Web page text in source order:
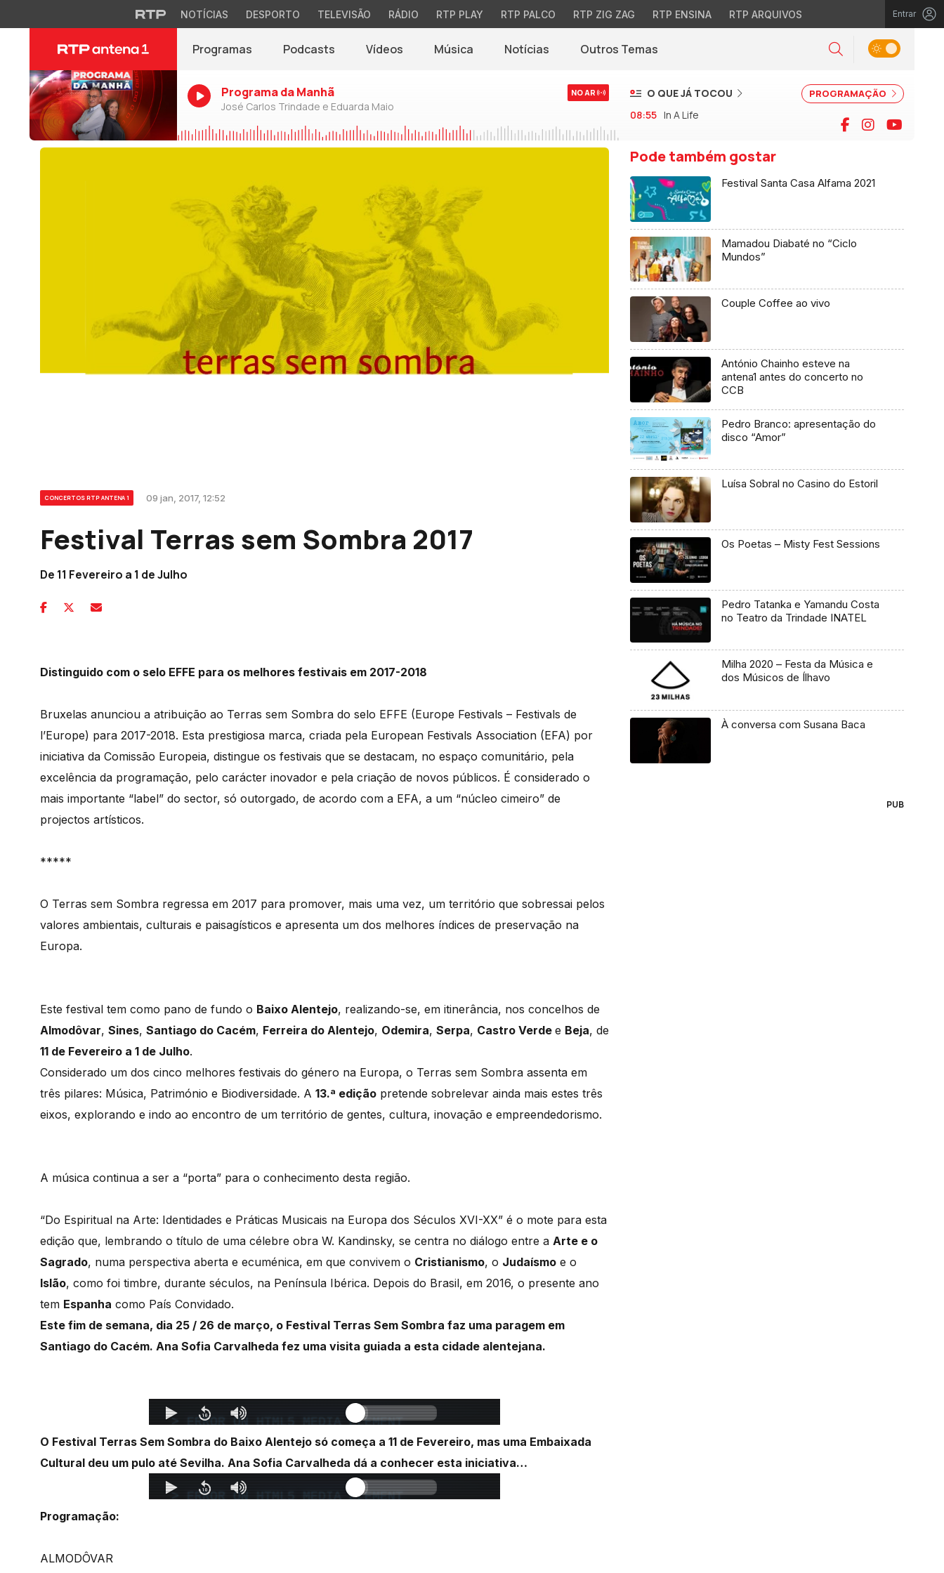
NOTÍCIAS DESPORTO TELEVISÃO RÁDIO RTP PLAY RTP PALCO RTP ZIG ZAG RTP ENSINA RTP ARQUIVOS Entrar
Programas Podcasts Vídeos Música Notícias(abre em nova janela)
Outros Temas Pesquisar
Alternar tema
Programa da Manhã
José Carlos Trindade e Eduarda Maio
NO AR PROGRAMAÇÃO
O QUE JÁ TOCOU
08:55 In A Life Facebook
Instagram
CONCERTOS RTP ANTENA 1 09 jan, 2017, 12:52
Festival Terras sem Sombra 2017
De 11 Fevereiro a 1 de Julho
Distinguido com o selo EFFE para os melhores festivais em 2017-2018
Bruxelas anunciou a atribuição ao Terras sem Sombra do selo EFFE (Europe Festivals – Festivals de
l’Europe) para 2017-2018. Esta prestigiosa marca, criada pela European Festivals Association (EFA) por
iniciativa da Comissão Europeia, distingue os festivais que se destacam, no espaço comunitário, pela
excelência da programação, pelo carácter inovador e pela criação de novos públicos. É considerado o
mais importante “label” do sector, só outorgado, de acordo com a EFA, a um “núcleo cimeiro” de
projectos artísticos.
*****
O Terras sem Sombra regressa em 2017 para promover, mais uma vez, um território que sobressai pelos
valores ambientais, culturais e paisagísticos e apresenta um dos melhores índices de preservação na
Europa.
Este festival tem como pano de fundo o Baixo Alentejo, realizando-se, em itinerância, nos concelhos de
Almodôvar, Sines, Santiago do Cacém, Ferreira do Alentejo, Odemira, Serpa, Castro Verde e Beja, de
11 de Fevereiro a 1 de Julho.
Considerado um dos cinco melhores festivais do género na Europa, o Terras sem Sombra assenta em
três pilares: Música, Património e Biodiversidade. A 13.ª edição pretende sobrelevar ainda mais estes três
eixos, explorando e indo ao encontro de um território de gentes, cultura, inovação e empreendedorismo.
A música continua a ser a “porta” para o conhecimento desta região.
“Do Espiritual na Arte: Identidades e Práticas Musicais na Europa dos Séculos XVI-XX” é o mote para esta
edição que, lembrando o título de uma célebre obra W. Kandinsky, se centra no diálogo entre a Arte e o
Sagrado, numa perspectiva aberta e ecuménica, em que convivem o Cristianismo, o Judaísmo e o
Islão, como foi timbre, durante séculos, na Península Ibérica. Depois do Brasil, em 2016, o presente ano
tem Espanha como País Convidado.
Este fim de semana, dia 25 / 26 de março, o Festival Terras Sem Sombra faz uma paragem em
Santiago do Cacém. Ana Sofia Carvalheda fez uma visita guiada a esta cidade alentejana.
O Festival Terras Sem Sombra do Baixo Alentejo só começa a 11 de Fevereiro, mas uma Embaixada
Cultural deu um pulo até Sevilha. Ana Sofia Carvalheda dá a conhecer esta iniciativa…
Programação:
ALMODÔVAR
Pode também gostar
Festival Santa Casa Alfama 2021
Mamadou Diabaté no “Ciclo
Mundos”
Couple Coffee ao vivo
António Chainho esteve na
antena1 antes do concerto no
CCB
Pedro Branco: apresentação do
disco “Amor”
Luísa Sobral no Casino do Estoril
Os Poetas – Misty Fest Sessions
Pedro Tatanka e Yamandu Costa
no Teatro da Trindade INATEL
Milha 2020 – Festa da Música e
dos Músicos de Ílhavo
À conversa com Susana Baca
PUB